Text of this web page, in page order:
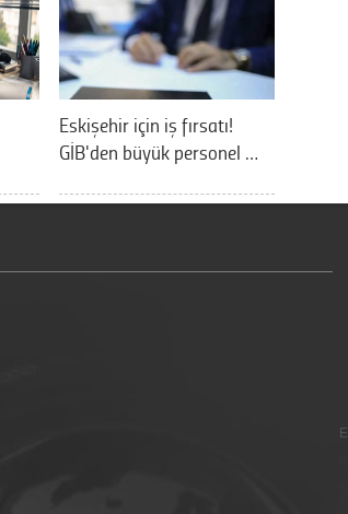
Eskişehir için iş fırsatı!
GİB'den büyük personel …